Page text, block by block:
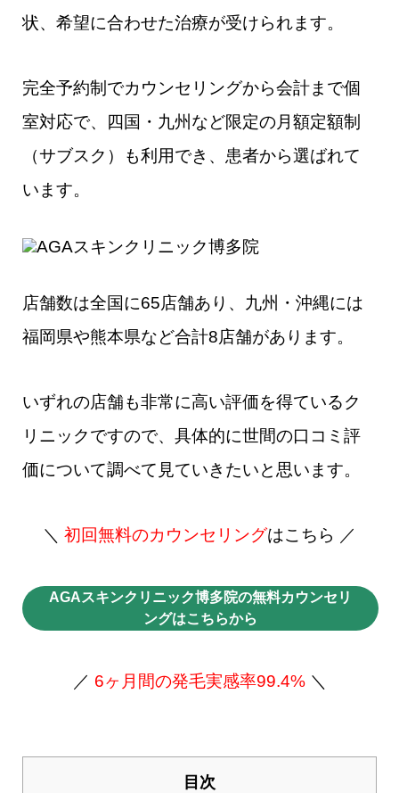
状、希望に合わせた治療が受けられます。
完全予約制でカウンセリングから会計まで個
室対応で、四国・九州など限定の月額定額制
（サブスク）も利用でき、患者から選ばれて
います。
店舗数は全国に65店舗あり、九州・沖縄には
福岡県や熊本県など合計8店舗があります。
いずれの店舗も非常に高い評価を得ているク
リニックですので、具体的に世間の口コミ評
価について調べて見ていきたいと思います。
＼ 初回無料のカウンセリングはこちら ／
AGAスキンクリニック博多院の無料カウンセリ
ングはこちらから
／ 6ヶ月間の発毛実感率99.4%＼
目次